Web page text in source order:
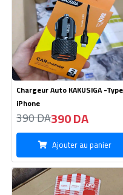
Ajouter au panier
Boite USB HOCO -10W
360 DA350 DA
Ajouter au panier